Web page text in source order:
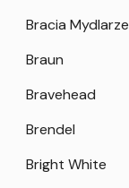
Bracia Mydlarze
Braun
Bravehead
Brendel
Bright White